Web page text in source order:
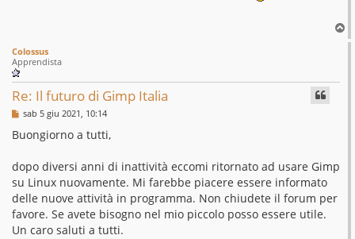
o
o
Colossus
Apprendista
Re: Il futuro di Gimp Italia
M
s
g
g
i
o
sab 5 giu 2021, 10:14
Buongiorno a tutti,
dopo diversi anni di inattività eccomi ritornato ad usare Gimp
su Linux nuovamente. Mi farebbe piacere essere informato
delle nuove attività in programma. Non chiudete il forum per
favore. Se avete bisogno nel mio piccolo posso essere utile.
Un caro saluti a tutti.